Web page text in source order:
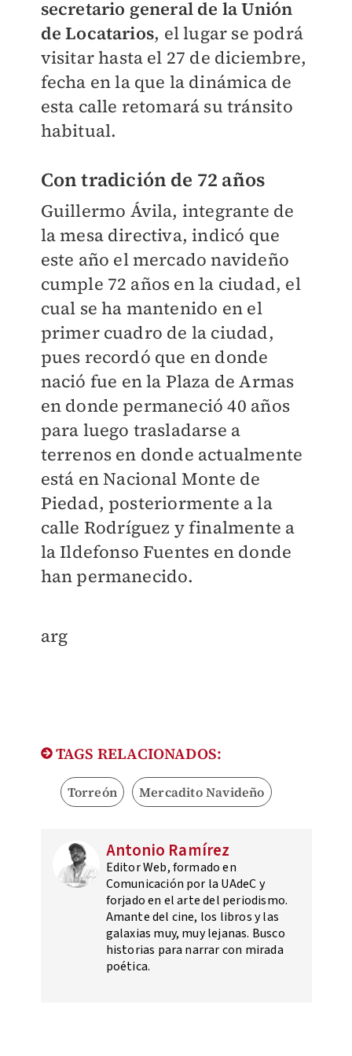
secretario general de la Unión
de Locatarios, el lugar se podrá
visitar hasta el 27 de diciembre,
fecha en la que la dinámica de
esta calle retomará su tránsito
habitual.
Con tradición de 72 años
Guillermo Ávila, integrante de
la mesa directiva, indicó que
este año el mercado navideño
cumple 72 años en la ciudad, el
cual se ha mantenido en el
primer cuadro de la ciudad,
pues recordó que en donde
nació fue en la Plaza de Armas
en donde permaneció 40 años
para luego trasladarse a
terrenos en donde actualmente
está en Nacional Monte de
Piedad, posteriormente a la
calle Rodríguez y finalmente a
la Ildefonso Fuentes en donde
han permanecido.
arg
TAGS RELACIONADOS:
Torreón Mercadito Navideño
Antonio Ramírez
Editor Web, formado en
Comunicación por la UAdeC y
forjado en el arte del periodismo.
Amante del cine, los libros y las
galaxias muy, muy lejanas. Busco
historias para narrar con mirada
poética.